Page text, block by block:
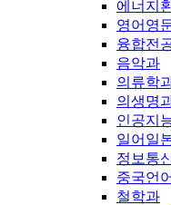
에너지
영어영
융합전
음악과
의류학
의생명
인공지
일어일
정보통
중국언
철학과